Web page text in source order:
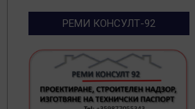
РЕМИ КОНСУЛТ-92